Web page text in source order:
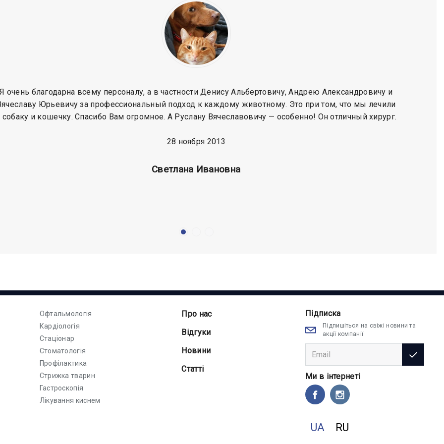
Я очень благодарна всему персоналу, а в частности Денису Альбертовичу, Андрею Александровичу и
Юрьевичу за профессиональный подход к каждому животному. Это при том, что мы лечили
собаку и кошечку. Спасибо Вам огромное. А Руслану Вячеславовичу — особенно! Он отличный хирург.
28 ноября 2013
Cветлана Ивановна
Підписка
Підпишіться на свіжі новини та
акції компанії
Ми в інтернеті
UA RU
Офтальмологія
Кардіологія
Стаціонар
Стоматологія
Профілактика
Стрижка тварин
Гастроскопія
Лікування киснем
Про нас
Відгуки
Новини
Статті